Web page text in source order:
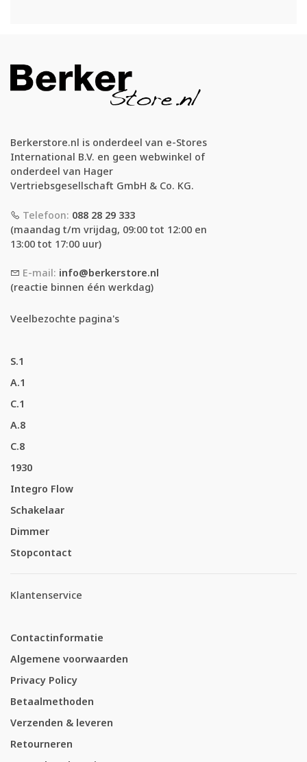
Berkerstore.nl is onderdeel van e-Stores
International B.V. en geen webwinkel of
onderdeel van Hager
Vertriebsgesellschaft GmbH & Co. KG.
Telefoon: 088 28 29 333
(maandag t/m vrijdag, 09:00 tot 12:00 en
13:00 tot 17:00 uur)
E-mail: info@berkerstore.nl
(reactie binnen één werkdag)
Veelbezochte pagina's
S.1
A.1
C.1
A.8
C.8
1930
Integro Flow
Schakelaar
Dimmer
Stopcontact
Klantenservice
Contactinformatie
Algemene voorwaarden
Privacy Policy
Betaalmethoden
Verzenden & leveren
Retourneren